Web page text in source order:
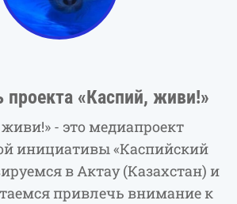
проекта «Каспий, живи!»
- это медиапроект
инициативы «Каспийский
в Актау (Казахстан) и
привлечь внимание к